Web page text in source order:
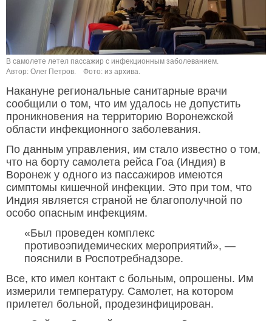
В самолете летел пассажир с инфекционным заболеванием.
Автор: Олег Петров.
Фото: из архива.
Накануне региональные санитарные врачи
сообщили о том, что им удалось не допустить
проникновения на территорию Воронежской
области инфекционного заболевания.
По данным управления, им стало известно о том,
что на борту самолета рейса Гоа (Индия) в
Воронеж у одного из пассажиров имеются
симптомы кишечной инфекции. Это при том, что
Индия является страной не благополучной по
особо опасным инфекциям.
«Был проведен комплекс
противоэпидемических мероприятий», —
пояснили в Роспотребнадзоре.
Все, кто имел контакт с больным, опрошены. Им
измерили температуру. Самолет, на котором
прилетел больной, продезинфицирован.